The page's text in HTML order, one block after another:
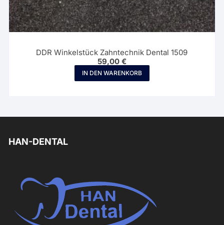
DDR Winkelstück Zahntechnik Dental 1509
59,00 €
IN DEN WARENKORB
HAN-DENTAL